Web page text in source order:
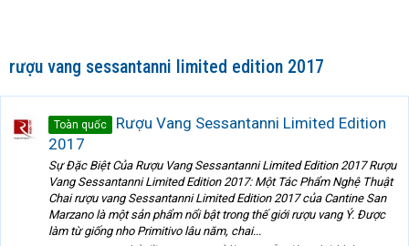
rượu vang sessantanni limited edition 2017
Toàn quốc
Rượu Vang Sessantanni Limited Edition
2017
Sự Đặc Biệt Của Rượu Vang Sessantanni Limited Edition 2017 Rượu
Vang Sessantanni Limited Edition 2017: Một Tác Phẩm Nghệ Thuật
Chai rượu vang Sessantanni Limited Edition 2017 của Cantine San
Marzano là một sản phẩm nổi bật trong thế giới rượu vang Ý. Được
làm từ giống nho Primitivo lâu năm, chai...